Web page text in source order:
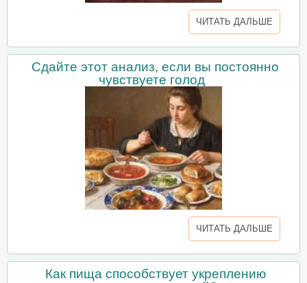
ЧИТАТЬ ДАЛЬШЕ
Сдайте этот анализ, если вы постоянно
чувствуете голод
ЧИТАТЬ ДАЛЬШЕ
Как пища способствует укреплению